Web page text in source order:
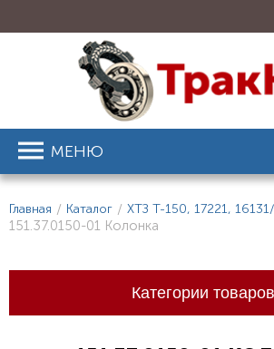
МЕНЮ
Главная / Каталог / ХТЗ Т-150, 17221,
151.37.0150-01 Колонка
Категории товаров